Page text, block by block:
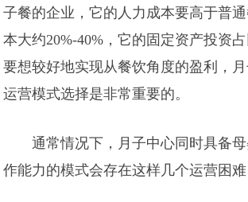
子餐的企业，它的人力成本要高于普
本大约20%-40%，它的固定资产投资占
要想较好地实现从餐饮角度的盈利，
运营模式选择是非常重要的。
通常情况下，月子中心同时具备
作能力的模式会存在这样几个运营困难